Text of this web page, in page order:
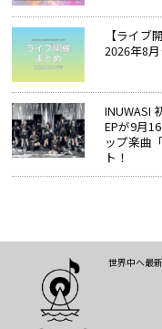
【ライブ
2026年8
INUWASI
EPが9月
ップ楽曲
ト！
世界中へ最